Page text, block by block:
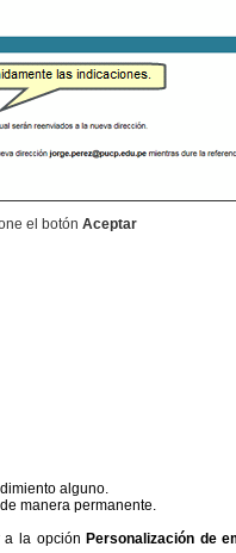
el botón Aceptar
alguno.
manera permanente.
a la opción Personalización de